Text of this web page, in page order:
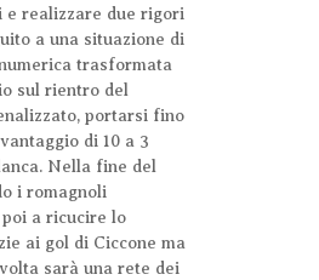
e realizzare due rigori
a una situazione di
trasformata
sul rientro del
portarsi fino
di 10 a 3
Nella fine del
i romagnoli
a ricucire lo
ai gol di Ciccone ma
sarà una rete dei